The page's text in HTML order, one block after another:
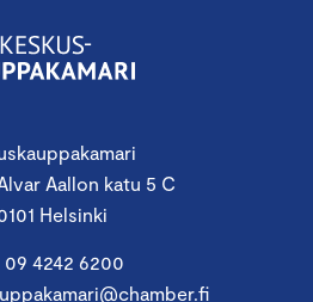
Aallon katu 5 C
Helsinki
09 4242 6200